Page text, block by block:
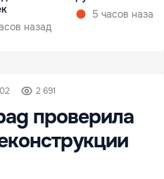
назад
5 часов назад
2 691
проверила